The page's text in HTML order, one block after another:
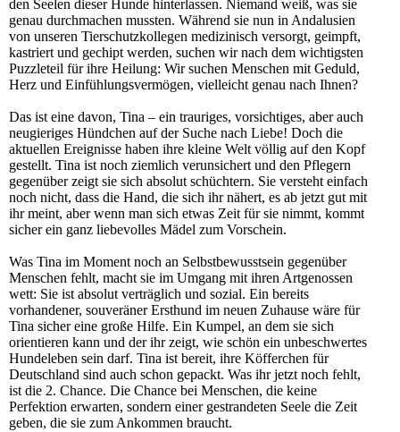
den Seelen dieser Hunde hinterlassen. Niemand weiß, was sie
genau durchmachen mussten. Während sie nun in Andalusien
von unseren Tierschutzkollegen medizinisch versorgt, geimpft,
kastriert und gechipt werden, suchen wir nach dem wichtigsten
Puzzleteil für ihre Heilung: Wir suchen Menschen mit Geduld,
Herz und Einfühlungsvermögen, vielleicht genau nach Ihnen?
Das ist eine davon, Tina – ein trauriges, vorsichtiges, aber auch
neugieriges Hündchen auf der Suche nach Liebe! Doch die
aktuellen Ereignisse haben ihre kleine Welt völlig auf den Kopf
gestellt. Tina ist noch ziemlich verunsichert und den Pflegern
gegenüber zeigt sie sich absolut schüchtern. Sie versteht einfach
noch nicht, dass die Hand, die sich ihr nähert, es ab jetzt gut mit
ihr meint, aber wenn man sich etwas Zeit für sie nimmt, kommt
sicher ein ganz liebevolles Mädel zum Vorschein.
Was Tina im Moment noch an Selbstbewusstsein gegenüber
Menschen fehlt, macht sie im Umgang mit ihren Artgenossen
wett: Sie ist absolut verträglich und sozial. Ein bereits
vorhandener, souveräner Ersthund im neuen Zuhause wäre für
Tina sicher eine große Hilfe. Ein Kumpel, an dem sie sich
orientieren kann und der ihr zeigt, wie schön ein unbeschwertes
Hundeleben sein darf. Tina ist bereit, ihre Köfferchen für
Deutschland sind auch schon gepackt. Was ihr jetzt noch fehlt,
ist die 2. Chance. Die Chance bei Menschen, die keine
Perfektion erwarten, sondern einer gestrandeten Seele die Zeit
geben, die sie zum Ankommen braucht.